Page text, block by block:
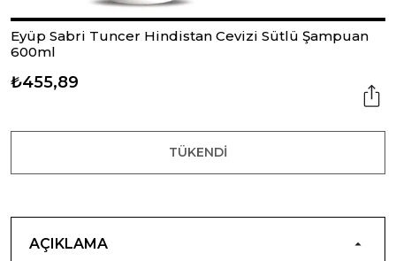
Eyüp Sabri Tuncer Hindistan Cevizi Sütlü Şampuan
600ml
₺455,89
TÜKENDI
AÇIKLAMA